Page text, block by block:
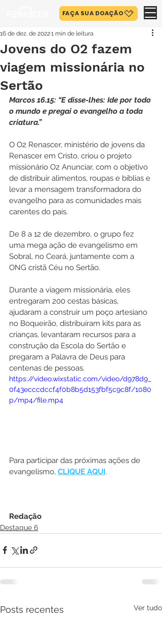
FAÇA SUA DOAÇÃO
Jovens do O2 fazem
viagem missionária no
Sertão
16 de dez. de 20221 min de leitura
Marcos 16.15: “E disse-lhes: Ide por todo
o mundo e pregai o evangelho a toda
criatura.”
O O2 Renascer, ministério de jovens da
Renascer em Cristo, criou o projeto
missionário O2 Anunciar, com o objetivo
de distribuir alimentos, roupas e bíblias e
levar a mensagem transformadora do
evangelho para as comunidades mais
carentes do país.
De 8 a 12 de dezembro, o grupo fez
uma mega ação de evangelismo em
Sobral, no Ceará, juntamente com a
ONG cristã Céu no Sertão.
Durante a viagem missionária, eles
entregaram 200 cestas básicas,
ajudaram a construir um poço artesiano
no Boqueirão, distribuíram kits para as
crianças, levantaram recursos para a
construção da Escola do Sertão e
pregaram a Palavra de Deus para
centenas de pessoas.
https://video.wixstatic.com/video/d978d9_
0f43ecccdccf4f0b8b5d153fbf5c9c8f/1080
p/mp4/file.mp4
Para participar das próximas ações de
evangelismo, CLIQUE AQUI.
Redação
Destaque 6
Posts recentes Ver tudo